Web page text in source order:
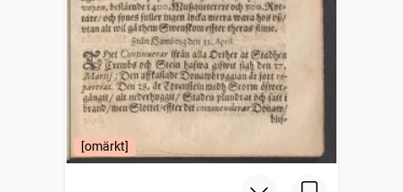
[omärkt]